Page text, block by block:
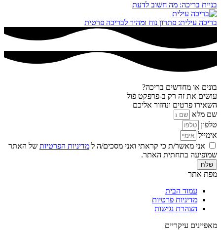
בניית בריכה: מה חשוב לדעת
בריכה עילית: פתרון נוח ומהיר לבריכה פרטית
בונים או מחדשים בריכה?
עושים את זה רק ב-פרפקט פול
השאירו פרטים ונחזור אליכם
שם מלא
טלפון
אימייל
אני מאשר/ת כי קראתי ואני מסכים/ה ל מדיניות הפרטיות של האתר
שמופיעה בתחתית האתר.
שלח
מפת אתר
עמוד הבית
מדיניות פרטיות
הצהרת נגישות
מאפיינים עיקריים